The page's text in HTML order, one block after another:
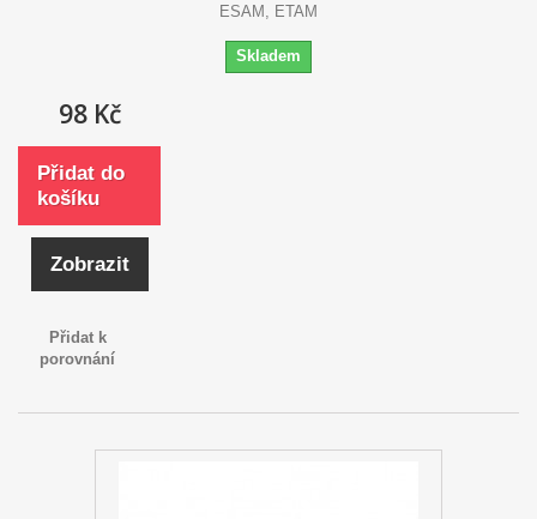
ESAM, ETAM
Skladem
98 Kč
Přidat do
košíku
Zobrazit
Přidat k
porovnání